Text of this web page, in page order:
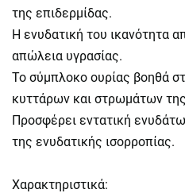
της επιδερμίδας.
Η ενυδατική του ικανότητα
απώλεια υγρασίας.
Το σύμπλοκο ουρίας βοηθά
κυττάρων και στρωμάτων
Προσφέρει εντατική
της ενυδατικής ισορροπίας.
Χαρακτηριστικά: